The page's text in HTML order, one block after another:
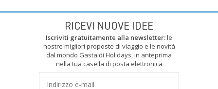
RICEVI NUOVE IDEE
Iscriviti gratuitamente alla newsletter:le
nostre migliori proposte di viaggio e le novità
dal mondo Gastaldi Holidays, in anteprima
nella tua casella di posta elettronica